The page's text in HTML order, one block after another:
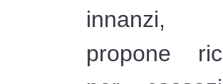
innanzi,
propone